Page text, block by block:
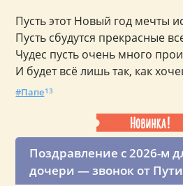
Поздравление с 2026-м
дочери — звонок от
Пусть этот Новый год мечты
Пусть сбудутся прекрасные
Чудес пусть очень много
И будет всё лишь так, как
Папе13